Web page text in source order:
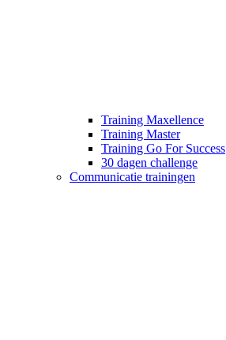
Training Maxellence
Training Master
Training Go For Success
30 dagen challenge
Communicatie trainingen